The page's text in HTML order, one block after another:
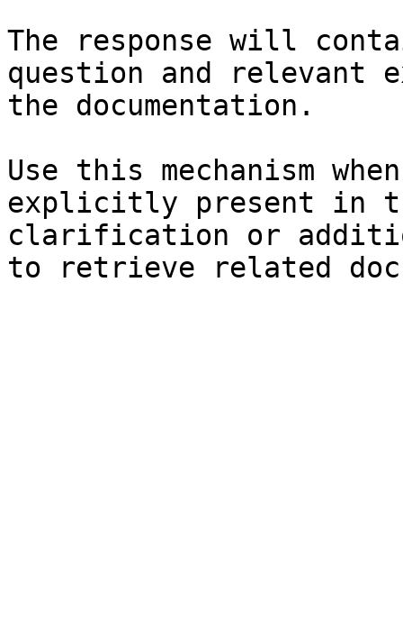
The response will
question and relevant
the documentation.
Use this mechanism
explicitly present in
clarification or